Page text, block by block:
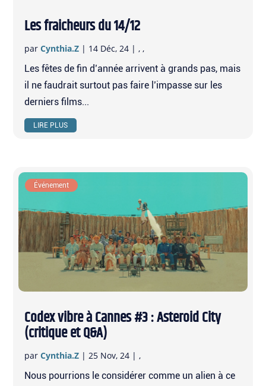
Les fraicheurs du 14/12
parCynthia.Z | 14 Déc, 24 |,,
Les fêtes de fin d’année arrivent à grands pas, mais
il ne faudrait surtout pas faire l’impasse sur les
derniers films...
LIRE PLUS
Codex vibre à Cannes #3 : Asteroid City
(critique et Q&A)
parCynthia.Z |25 Nov, 24 |,
Événement
Nous pourrions le considérer comme un alien à ce